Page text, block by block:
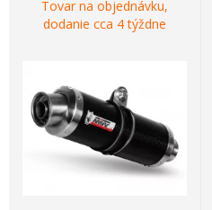
Tovar na objednávku,
dodanie cca 4 týždne
Akcia-0%